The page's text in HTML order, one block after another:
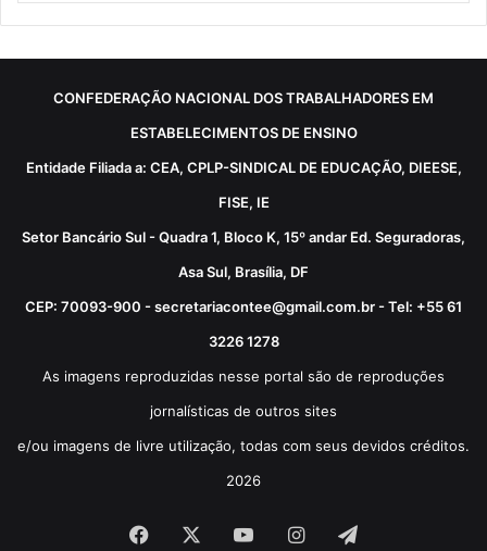
CONFEDERAÇÃO NACIONAL DOS TRABALHADORES EM
ESTABELECIMENTOS DE ENSINO
Entidade Filiada a: CEA, CPLP-SINDICAL DE EDUCAÇÃO, DIEESE,
FISE, IE
Setor Bancário Sul - Quadra 1, Bloco K, 15º andar Ed. Seguradoras,
Asa Sul, Brasília, DF
CEP: 70093-900 - secretariacontee@gmail.com.br - Tel: +55 61
3226 1278
As imagens reproduzidas nesse portal são de reproduções
jornalísticas de outros sites
e/ou imagens de livre utilização, todas com seus devidos créditos.
2026
Facebook YouTubeInstagram